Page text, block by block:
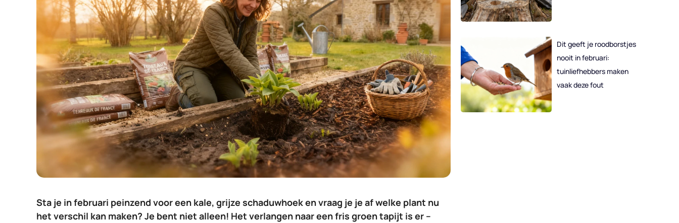
Sta je in februari peinzend voor een kale, grijze schaduwhoek en vraag je je af welke plant nu
het verschil kan maken? Je bent niet alleen! Het verlangen naar een fris groen tapijt is er –
Dit geeft je roodborstjes
nooit in februari:
tuinliefhebbers maken
vaak deze fout